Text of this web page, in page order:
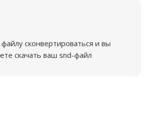
сконвертироваться и вы
скачать ваш snd-файл